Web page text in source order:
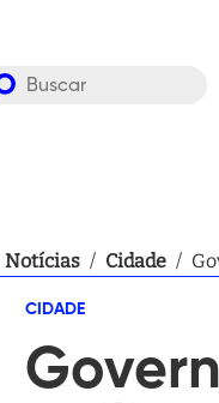
Notícias / Cidade /
CIDADE